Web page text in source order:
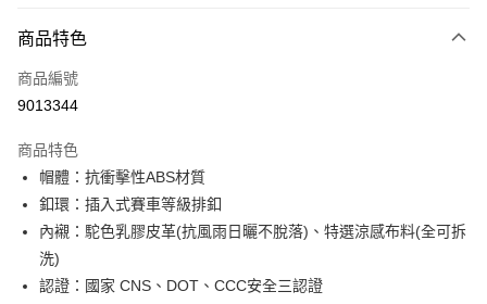
信用卡一次付款
超商取貨付款
ATM付款
運送方式
全家取貨付款(安全帽一頂以上請選宅配)
每筆NT$60，滿NT$1,000(含以上)免運費
商品特色
商品編號
9013344
商品特色
帽體：抗衝擊性ABS材質
釦環：插入式賽車等級排釦
內襯：駝色乳膠皮革(抗風雨日曬不脫落)、特選涼感布料(全可拆
洗)
認證：國家 CNS、DOT、CCC安全三認證